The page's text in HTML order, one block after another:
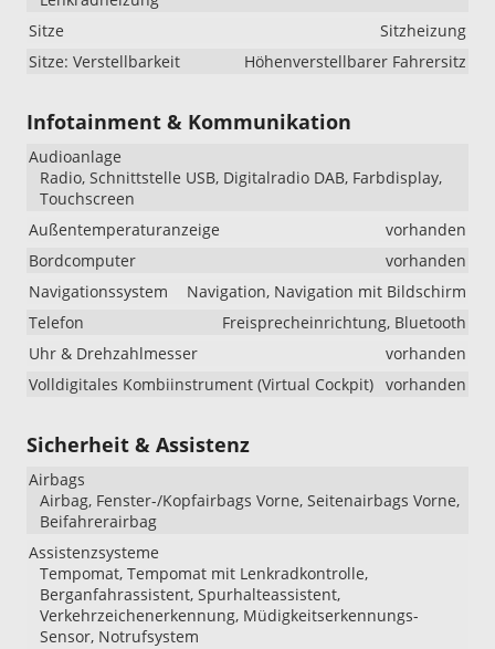
Sitze
Sitzheizung
Sitze: Verstellbarkeit
Höhenverstellbarer Fahrersitz
Infotainment & Kommunikation
Audioanlage
Radio, Schnittstelle USB, Digitalradio DAB, Farbdisplay,
Touchscreen
Außentemperaturanzeige
vorhanden
Bordcomputer
vorhanden
Navigationssystem
Navigation, Navigation mit Bildschirm
Telefon
Freisprecheinrichtung, Bluetooth
Uhr & Drehzahlmesser
vorhanden
Volldigitales Kombiinstrument (Virtual Cockpit) vorhanden
Sicherheit & Assistenz
Airbags
Airbag, Fenster-/Kopfairbags Vorne, Seitenairbags Vorne,
Beifahrerairbag
Assistenzsysteme
Tempomat, Tempomat mit Lenkradkontrolle,
Berganfahrassistent, Spurhalteassistent,
Verkehrzeichenerkennung, Müdigkeitserkennungs-
Sensor, Notrufsystem